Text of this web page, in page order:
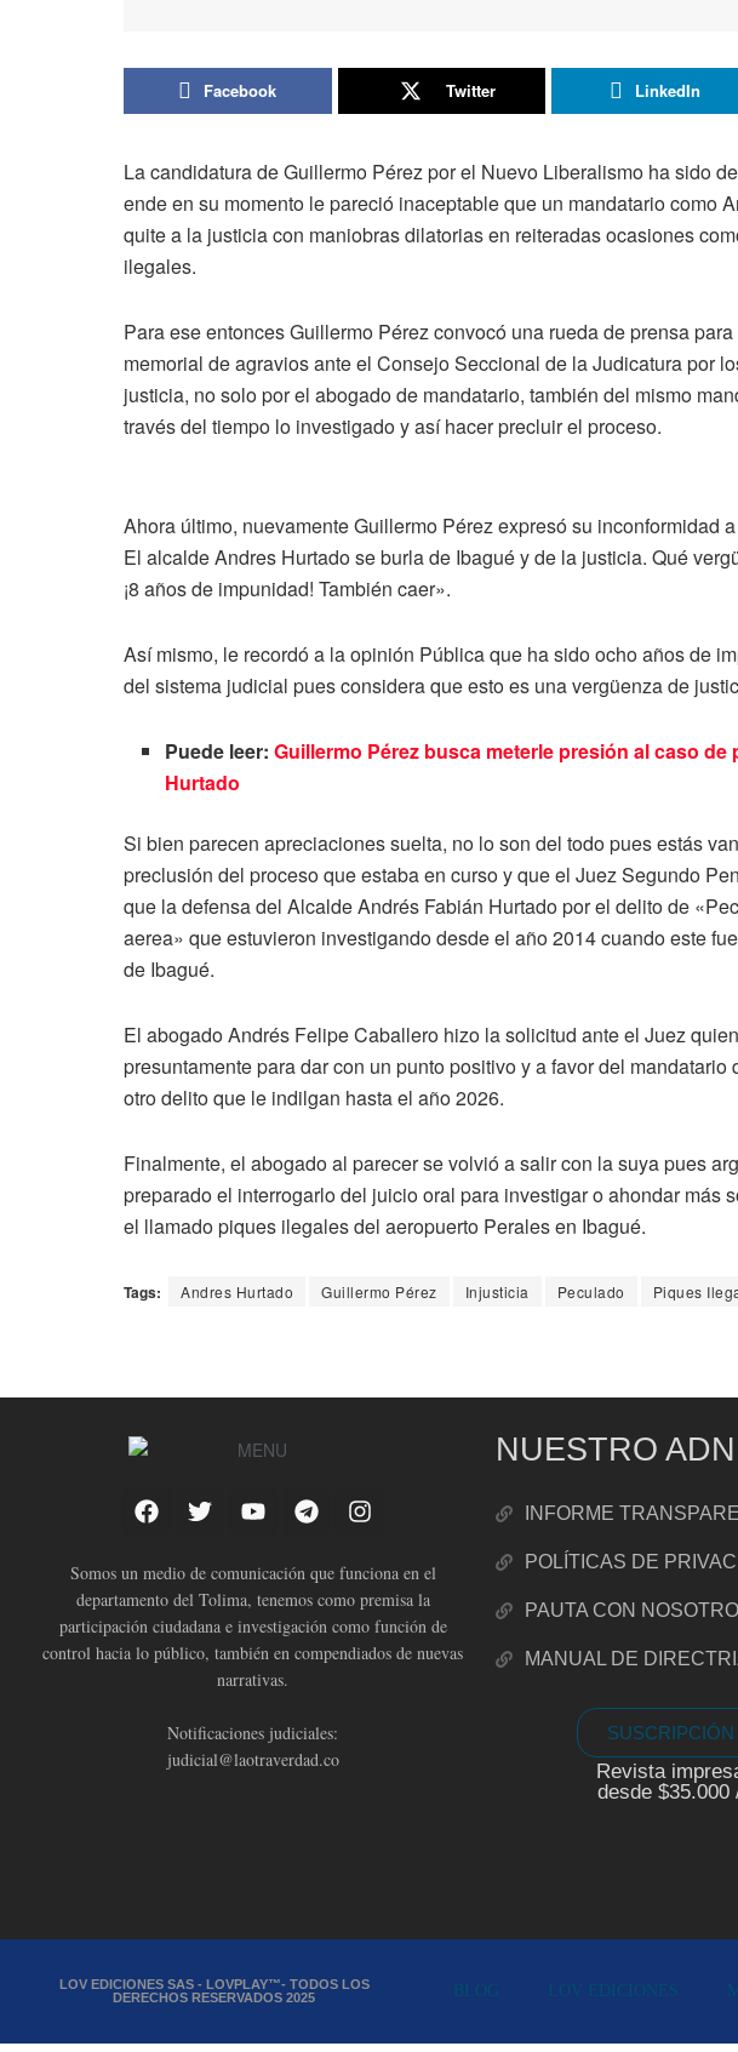
Facebook Twitter LinkedIn
La candidatura de Guillermo Pérez por el Nuevo Liberalismo ha sido
ende en su momento le pareció inaceptable que un mandatario como
quite a la justicia con maniobras dilatorias en reiteradas ocasiones
ilegales.
Para ese entonces Guillermo Pérez convocó una rueda de prensa
memorial de agravios ante el Consejo Seccional de la Judicatura por
justicia, no solo por el abogado de mandatario, también del mismo
través del tiempo lo investigado y así hacer precluir el proceso.
Ahora último, nuevamente Guillermo Pérez expresó su inconformidad
El alcalde Andres Hurtado se burla de Ibagué y de la justicia. Qué
¡8 años de impunidad! También caer».
Así mismo, le recordó a la opinión Pública que ha sido ocho años de
del sistema judicial pues considera que esto es una vergüenza de
Puede leer:Guillermo Pérez busca meterle presión al caso
Hurtado
Si bien parecen apreciaciones suelta, no lo son del todo pues estás
preclusión del proceso que estaba en curso y que el Juez Segundo
que la defensa del Alcalde Andrés Fabián Hurtado por el delito de
aerea» que estuvieron investigando desde el año 2014 cuando este
de Ibagué.
El abogado Andrés Felipe Caballero hizo la solicitud ante el Juez
presuntamente para dar con un punto positivo y a favor del
otro delito que le indilgan hasta el año 2026.
Finalmente, el abogado al parecer se volvió a salir con la suya pues
preparado el interrogarlo del juicio oral para investigar o ahondar más
el llamado piques ilegales del aeropuerto Perales en Ibagué.
Tags: Andres Hurtado Guillermo Pérez Injusticia Peculado Piques
Somos un medio de comunicación que funciona en el
departamento del Tolima, tenemos como premisa la
participación ciudadana e investigación como función de
control hacia lo público, también en compendiados de nuevas
narrativas.
Notificaciones judiciales:
judicial@laotraverdad.co
NUESTRO
INFORME
POLÍTICAS DE
PAUTA CON
MANUAL DE
Revista
desde $35.000
LOV EDICIONES SAS - LOVPLAY™- TODOS LOS
DERECHOS RESERVADOS 2025
BLOG LOV EDICIONES